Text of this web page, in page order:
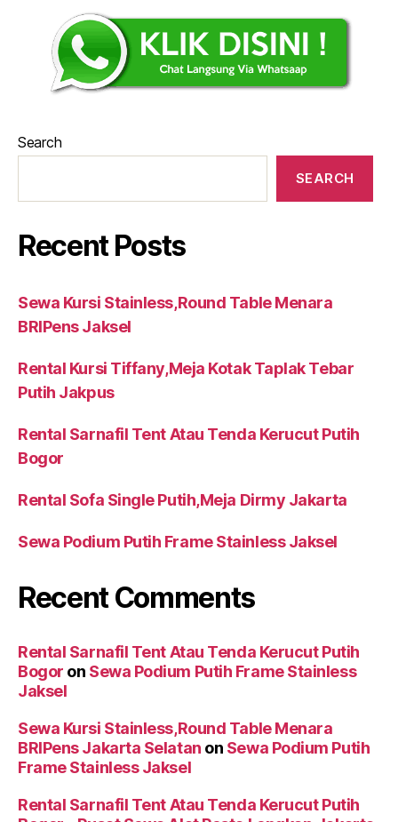
Search
SEARCH
Recent Posts
Sewa Kursi Stainless,Round Table Menara
BRIPens Jaksel
Rental Kursi Tiffany,Meja Kotak Taplak Tebar
Putih Jakpus
Rental Sarnafil Tent Atau Tenda Kerucut Putih
Bogor
Rental Sofa Single Putih,Meja Dirmy Jakarta
Sewa Podium Putih Frame Stainless Jaksel
Recent Comments
Rental Sarnafil Tent Atau Tenda Kerucut Putih
Bogor on Sewa Podium Putih Frame Stainless
Jaksel
Sewa Kursi Stainless,Round Table Menara
BRIPens Jakarta Selatan on Sewa Podium Putih
Frame Stainless Jaksel
Rental Sarnafil Tent Atau Tenda Kerucut Putih